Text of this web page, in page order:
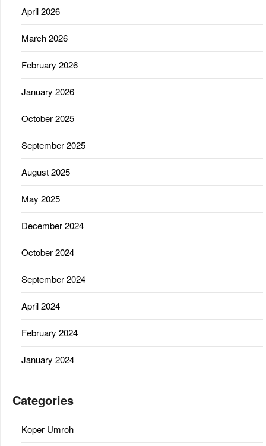
April 2026
March 2026
February 2026
January 2026
October 2025
September 2025
August 2025
May 2025
December 2024
October 2024
September 2024
April 2024
February 2024
January 2024
Categories
Koper Umroh